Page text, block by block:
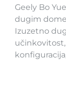
Geely Bo
dugim
Izuzetno